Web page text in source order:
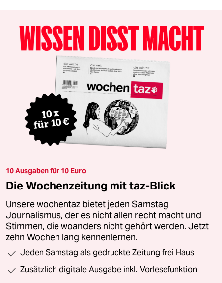
10 Ausgaben für 10 Euro
Die Wochenzeitung mit taz-Blick
Unsere wochentaz bietet jeden Samstag
Journalismus, der es nicht allen recht macht und
Stimmen, die woanders nicht gehört werden. Jetzt
zehn Wochen lang kennenlernen.
Jeden Samstag als gedruckte Zeitung frei Haus
Zusätzlich digitale Ausgabe inkl. Vorlesefunktion